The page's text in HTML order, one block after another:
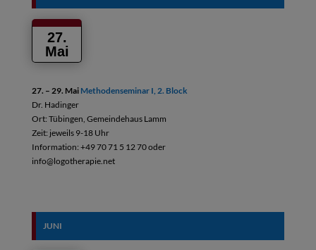
27.
Mai
27. – 29. Mai Methodenseminar I, 2. Block
Dr. Hadinger
Ort: Tübingen, Gemeindehaus Lamm
Zeit: jeweils 9-18 Uhr
Information: +49 70 71 5 12 70 oder
info@logotherapie.net
JUNI